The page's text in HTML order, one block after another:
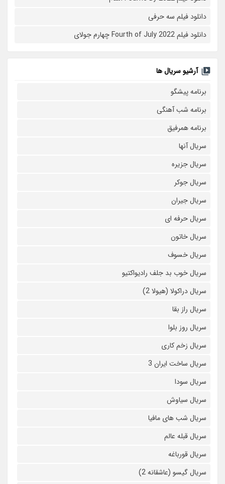
دانلود فیلم سه حرفی
دانلود فیلم Fourth of July 2022 چهارم جولای
آرشیو سریال ها
برنامه پیشگو
برنامه شب آهنگی
برنامه همرفیق
سریال آنها
سریال جزیره
سریال جوکر
سریال جیران
سریال حرفه ای
سریال خاتون
سریال خسوف
سریال خوب بد جلف رادیواکتیو
سریال دراکولا (هیولا 2)
سریال راز بقا
سریال روز بلوا
سریال زخم کاری
سریال ساخت ایران 3
سریال سودا
سریال سیاوش
سریال شب های مافیا
سریال قبله عالم
سریال قورباغه
سریال گیسو (عاشقانه 2)